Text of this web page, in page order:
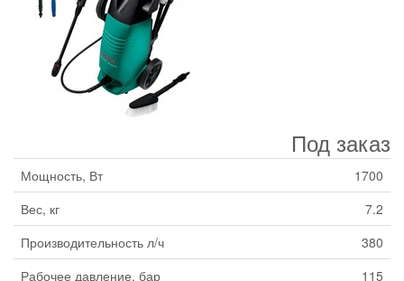
Под заказ
Мощность, Вт
1700
Вес, кг
7.2
Производительность л/ч
380
Рабочее давление, бар
115